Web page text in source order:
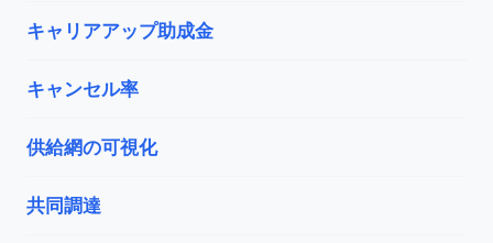
キャリアアップ助成金
キャンセル率
供給網の可視化
共同調達